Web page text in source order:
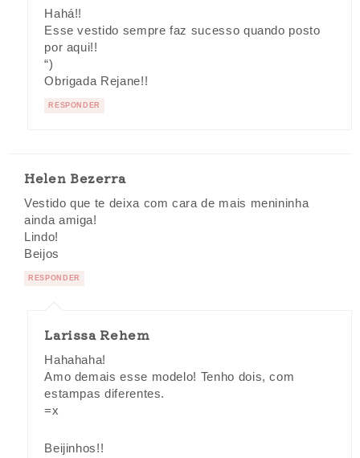
Hahá!!
Esse vestido sempre faz sucesso quando posto
por aqui!!
“)
Obrigada Rejane!!
RESPONDER
Helen Bezerra
Vestido que te deixa com cara de mais menininha
ainda amiga!
Lindo!
Beijos
RESPONDER
Larissa Rehem
Hahahaha!
Amo demais esse modelo! Tenho dois, com
estampas diferentes.
=x
Beijinhos!!